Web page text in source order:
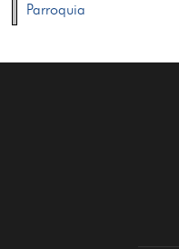
Parroquia